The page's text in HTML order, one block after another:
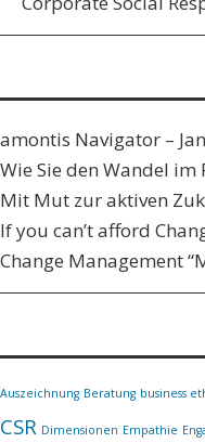
amontis Navigator –
Wie Sie den Wandel
Mit Mut zur aktiven
If you can’t afford
Change Management
Auszeichnung Beratung business
CSR Dimensionen Empathie